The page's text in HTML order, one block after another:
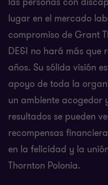
lugar en el mercado
compromiso de Grant
DE&I no hará más que
años. Su sólida visión
apoyo de toda la
un ambiente acogedor
resultados se pueden
recompensas
en la felicidad y la
Thornton Polonia.